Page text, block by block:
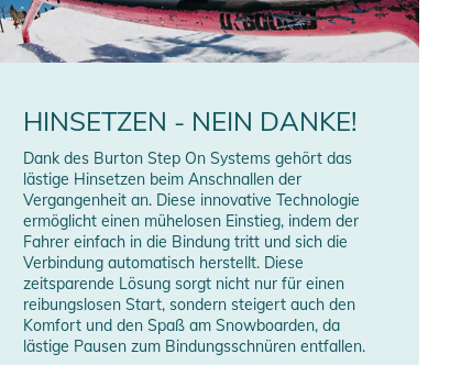
HINSETZEN - NEIN DANKE!
Dank des Burton Step On Systems gehört das
lästige Hinsetzen beim Anschnallen der
Vergangenheit an. Diese innovative Technologie
ermöglicht einen mühelosen Einstieg, indem der
Fahrer einfach in die Bindung tritt und sich die
Verbindung automatisch herstellt. Diese
zeitsparende Lösung sorgt nicht nur für einen
reibungslosen Start, sondern steigert auch den
Komfort und den Spaß am Snowboarden, da
lästige Pausen zum Bindungsschnüren entfallen.